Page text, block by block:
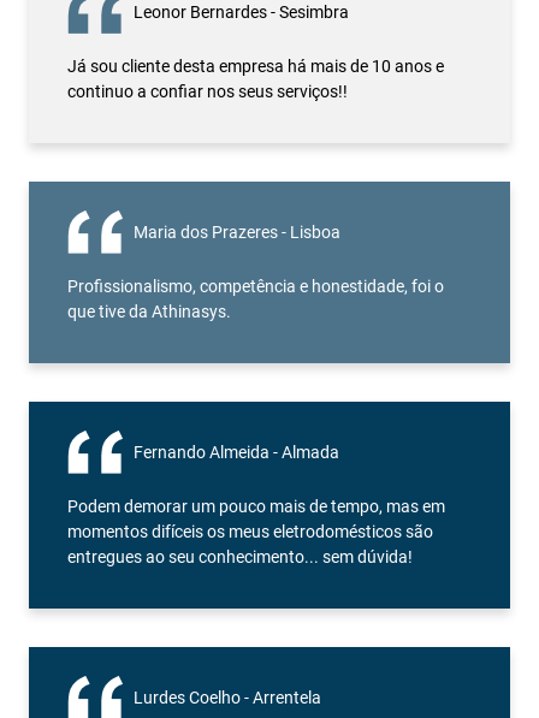
Leonor Bernardes - Sesimbra
Já sou cliente desta empresa há mais de 10 anos e
continuo a confiar nos seus serviços!!
Maria dos Prazeres - Lisboa
Profissionalismo, competência e honestidade, foi o
que tive da Athinasys.
Fernando Almeida - Almada
Podem demorar um pouco mais de tempo, mas em
momentos difíceis os meus eletrodomésticos são
entregues ao seu conhecimento... sem dúvida!
Lurdes Coelho - Arrentela